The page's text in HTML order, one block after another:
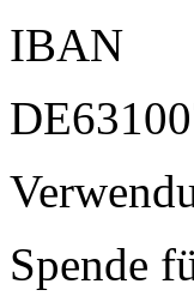
IBAN
Spende